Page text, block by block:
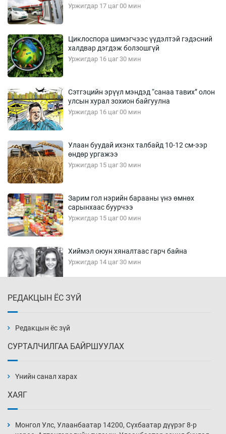
Уржигдар 17 цаг 00 мин
Циклоспора шимэгчээс үүдэлтэй гэдэсний
халдвар дэгдэж болзошгүй
Уржигдар 16 цаг 30 мин
Сэтгэцийн эрүүл мэндэд “санаа тавих” олон
улсын хурал зохион байгуулна
Уржигдар 16 цаг 00 мин
Улаан буудай ихэнх талбайд 10-12 см-ээр
өндөр ургажээ
Уржигдар 15 цаг 30 мин
Зарим гол нэрийн барааны үнэ өмнөх
сарынхаас буурчээ
Уржигдар 15 цаг 00 мин
Хиймэл оюун хяналтаас гарч байна
Уржигдар 14 цаг 30 мин
Уржигдар 14 цаг 00 мин
нэмэгджээ
Уржигдар 13 цаг 30 мин
РЕДАКЦЫН ЁС ЗҮЙ
Редакцын ёс зүй
СУРТАЛЧИЛГАА БАЙРШУУЛАХ
Үнийн санал харах
ХАЯГ
Монгол Улс, Улаанбаатар 14200, Сүхбаатар дүүрэг 8-р